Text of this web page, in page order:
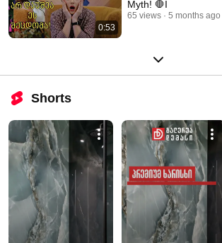
0:53
Myth! 🛑I
65 views 5 months ago
Shorts